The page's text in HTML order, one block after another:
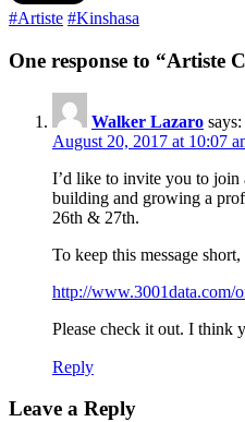
#Artiste #Kinshasa
One response to “Artiste
Walker Lazaro says:
August 20, 2017 at 10:07
I’d like to invite you to join
building and growing a
26th & 27th.
To keep this message
http://www.3001data.com/
Please check it out. I think
Reply
Leave a Reply